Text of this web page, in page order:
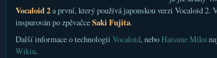
Vocaloid 2a první, který používá japonskou verzi Vocaloid 2.
inspurován po zpěvačceSaki Fujita.
Další informace o technologii Vocaloid, neboHatsune Miku
Wikiu.